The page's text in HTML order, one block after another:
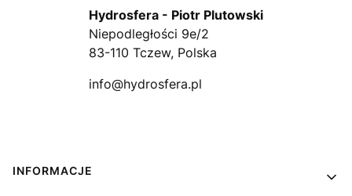
Hydrosfera - Piotr Plutowski
Niepodległości 9e/2
83-110 Tczew, Polska
info@hydrosfera.pl
Linki w stopce
INFORMACJE